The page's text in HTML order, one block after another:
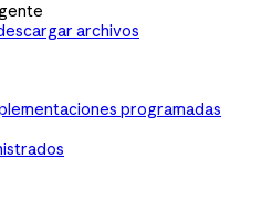
archivos
programadas